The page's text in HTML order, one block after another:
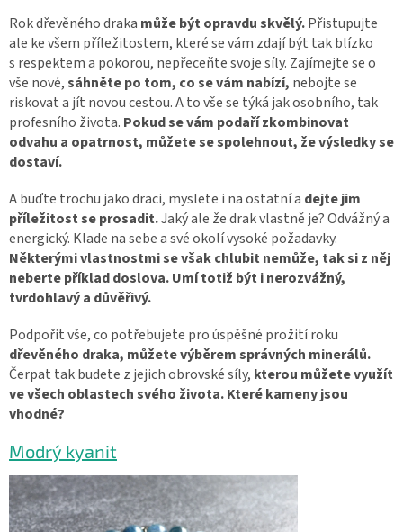
Rok dřevěného draka může být opravdu skvělý.Přistupujte
ale ke všem příležitostem, které se vám zdají být tak blízko
s respektem a pokorou, nepřeceňte svoje síly. Zajímejte se o
vše nové,sáhněte po tom, co se vám nabízí, nebojte se
riskovat a jít novou cestou. A to vše se týká jak osobního, tak
profesního života. Pokud se vám podaří zkombinovat
odvahu a opatrnost, můžete se spolehnout, že výsledky se
dostaví.
A buďte trochu jako draci, myslete i na ostatní a dejte jim
příležitost se prosadit.Jaký ale že drak vlastně je? Odvážný a
energický. Klade na sebe a své okolí vysoké požadavky.
Některými vlastnostmi se však chlubit nemůže, tak si z něj
neberte příklad doslova. Umí totiž být i nerozvážný,
tvrdohlavý a důvěřivý.
Podpořit vše, co potřebujete pro úspěšné prožití roku
dřevěného draka, můžete výběrem správných minerálů.
Čerpat tak budete z jejich obrovské síly, kterou můžete využít
ve všech oblastech svého života. Které kameny jsou
vhodné?
Modrý kyanit